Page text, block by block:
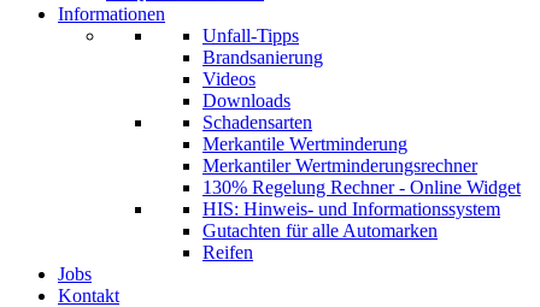
Informationen
Unfall-Tipps
Brandsanierung
Videos
Downloads
Schadensarten
Merkantile Wertminderung
Merkantiler Wertminderungsrechner
130% Regelung Rechner - Online Widget
HIS: Hinweis- und Informationssystem
Gutachten für alle Automarken
Reifen
Jobs
Kontakt